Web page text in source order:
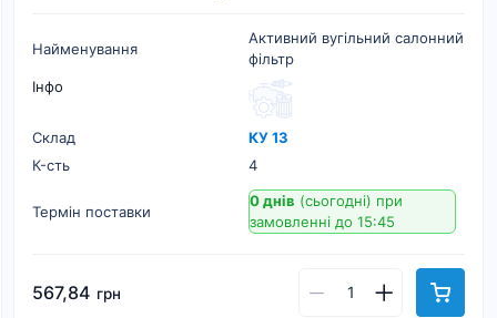
Найменування
Активний вугільний салонний
фільтр
Інфо
Склад
КУ 13
К-cть
4
Термін поставки
0 днів (сьогодні) при
замовленні до 15:45
567,84 грн